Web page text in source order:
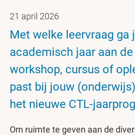
21 april 2026
Met welke leervraag ga
academisch jaar aan
workshop, cursus of
past bij jouw
het nieuwe CTL-
Om ruimte te geven aan de